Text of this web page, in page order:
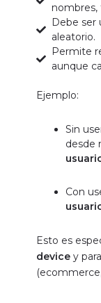
nombres,
Debe ser
aleatorio.
Permite
aunque
Ejemplo:
Sin
desde
Con
Esto es
devicey